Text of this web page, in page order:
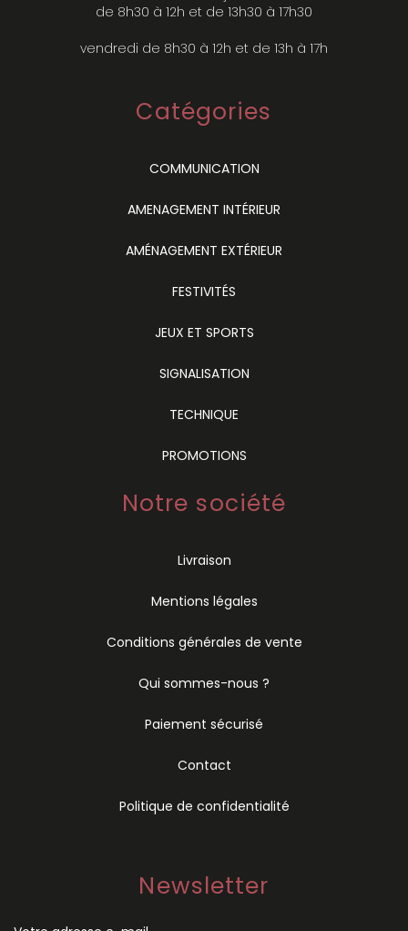
de 8h30 à 12h et de 13h30 à 17h30
vendredi de 8h30 à 12h et de 13h à 17h
Catégories
COMMUNICATION
AMENAGEMENT INTÉRIEUR
AMÉNAGEMENT EXTÉRIEUR
FESTIVITÉS
JEUX ET SPORTS
SIGNALISATION
TECHNIQUE
PROMOTIONS
Notre société
Livraison
Mentions légales
Conditions générales de vente
Qui sommes-nous ?
Paiement sécurisé
Contact
Politique de confidentialité
Newsletter